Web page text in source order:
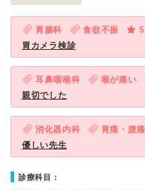
胃腸科 食欲不振
胃カメラ検診
耳鼻咽喉科 喉が痛い
親切でした
消化器内科 胃痛・腹痛
優しい先生
診療科目：